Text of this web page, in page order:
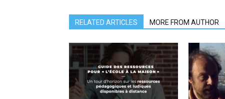
RELATED ARTICLES MORE FROM AUTHOR